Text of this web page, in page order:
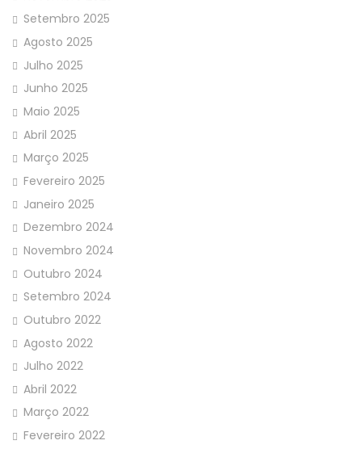
Setembro 2025
Agosto 2025
Julho 2025
Junho 2025
Maio 2025
Abril 2025
Março 2025
Fevereiro 2025
Janeiro 2025
Dezembro 2024
Novembro 2024
Outubro 2024
Setembro 2024
Outubro 2022
Agosto 2022
Julho 2022
Abril 2022
Março 2022
Fevereiro 2022